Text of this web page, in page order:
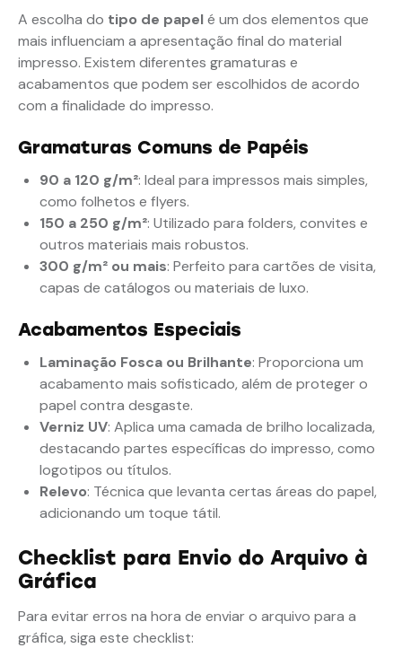
A escolha do tipo de papelé um dos elementos que
mais influenciam a apresentação final do material
impresso. Existem diferentes gramaturas e
acabamentos que podem ser escolhidos de acordo
com a finalidade do impresso.
Gramaturas Comuns de Papéis
90 a 120 g/m²: Ideal para impressos mais simples,
como folhetos e flyers.
150 a 250 g/m²: Utilizado para folders, convites e
outros materiais mais robustos.
300 g/m² ou mais: Perfeito para cartões de visita,
capas de catálogos ou materiais de luxo.
Acabamentos Especiais
Laminação Fosca ou Brilhante: Proporciona um
acabamento mais sofisticado, além de proteger o
papel contra desgaste.
Verniz UV: Aplica uma camada de brilho localizada,
destacando partes específicas do impresso, como
logotipos ou títulos.
Relevo: Técnica que levanta certas áreas do papel,
adicionando um toque tátil.
Checklist para Envio do Arquivo à
Gráfica
Para evitar erros na hora de enviar o arquivo para a
gráfica, siga este checklist: